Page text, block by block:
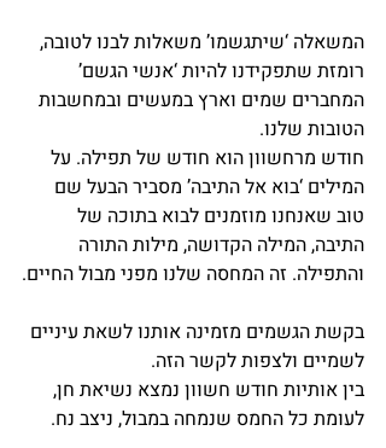
המשאלה ‘שיתגשמו’ משאלות לבנו לטובה,
רומזת שתפקידנו להיות ‘אנשי הגשם’
המחברים שמים וארץ במעשים ובמחשבות
הטובות שלנו.
חודש מרחשוון הוא חודש של תפילה. על
המילים ‘בוא אל התיבה’ מסביר הבעל שם
טוב שאנחנו מוזמנים לבוא בתוכה של
התיבה, המילה הקדושה, מילות התורה
והתפילה. זה המחסה שלנו מפני מבול החיים.
בקשת הגשמים מזמינה אותנו לשאת עיניים
לשמיים ולצפות לקשר הזה.
בין אותיות חודש חשוון נמצא נשיאת חן,
לעומת כל החמס שנמחה במבול, ניצב נח.